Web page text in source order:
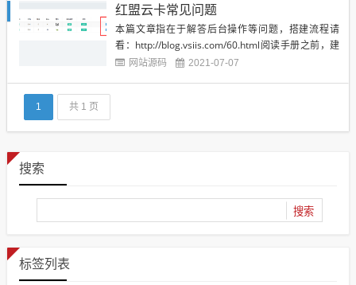
被...
红盟云卡常见问题
本篇文章指在于解答后台操作等问题，搭建流程请
看：http://blog.vsiis.com/60.html阅读手册之前，建
议自己先翻一遍后台现有的菜单，既然做个站长就要
网站源码 2021-07-07
1 共 1 页
搜索
标签列表